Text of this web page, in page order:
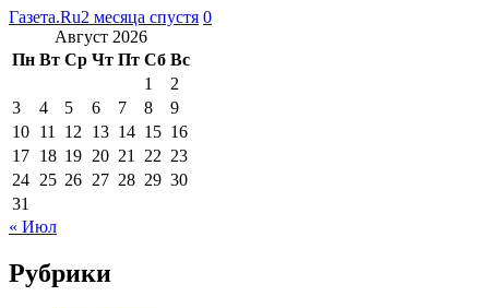
Газета.Ru2 месяца спустя 0
Август 2026
Пн Вт Ср Чт Пт Сб Вс
1
2
3
4 5 6 7 8
9
10 11 12 13 14 15 16
17 18 19 20 21 22 23
24 25 26 27 28 29 30
31
« Июл
Рубрики